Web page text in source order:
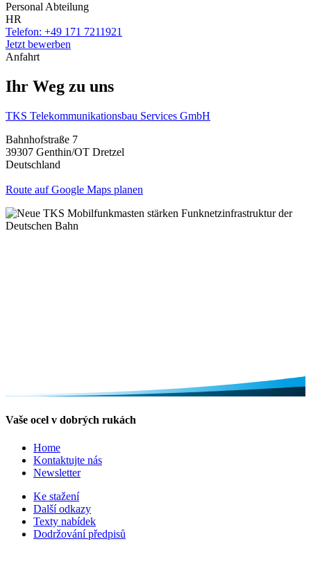
Personal Abteilung
HR
Telefon: +49 171 7211921
Jetzt bewerben
Anfahrt
Ihr Weg zu uns
TKS Telekommunikationsbau Services GmbH
Bahnhofstraße 7
39307 Genthin/OT Dretzel
Deutschland
Route auf Google Maps planen
Vaše ocel v dobrých rukách
Home
Kontaktujte nás
Newsletter
Ke stažení
Další odkazy
Texty nabídek
Dodržování předpisů